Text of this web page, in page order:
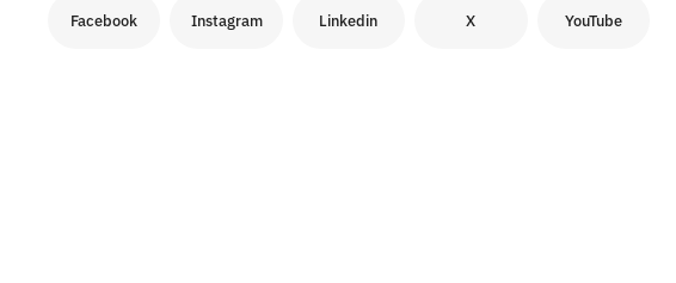
Facebook Instagram Linkedin X YouTube